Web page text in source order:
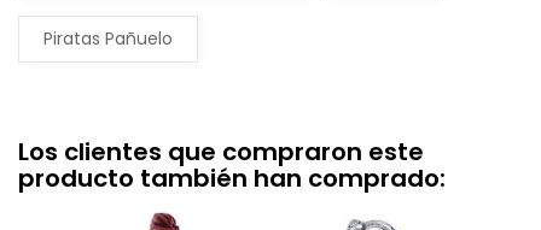
Piratas Pañuelo
Los clientes que compraron este
producto también han comprado: